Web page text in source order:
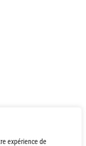
expérience de